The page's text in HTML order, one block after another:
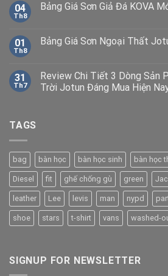
04
Th8
Bảng Giá Sơn Giả Đá KOVA
01
Th8
Bảng Giá Sơn Ngoại Thất
31
Th7
Review Chi Tiết 3 Dòng Sản
Trời Jotun Đáng Mua Hiện
TAGS
bag bàn học bàn học sinh bàn học
Diesel fit ghế chống gù green
leather Lee levis man nypd
shoe stars t-shirt vans washed-
SIGNUP FOR NEWSLETTER